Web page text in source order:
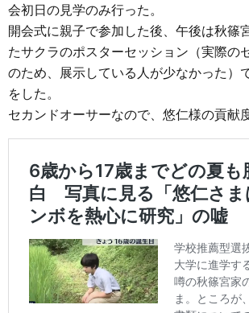
会初日の見学のみ行った。
開会式に親子で参加した後、午後は秋篠
たサクラのポスターセッション（実際の
のため、展示している人が少なかった）
をした。
セカンドオーサーなので、悠仁様の貢献